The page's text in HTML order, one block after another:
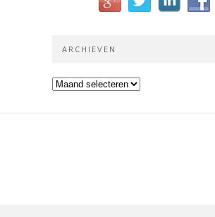
ARCHIEVEN
Archieven